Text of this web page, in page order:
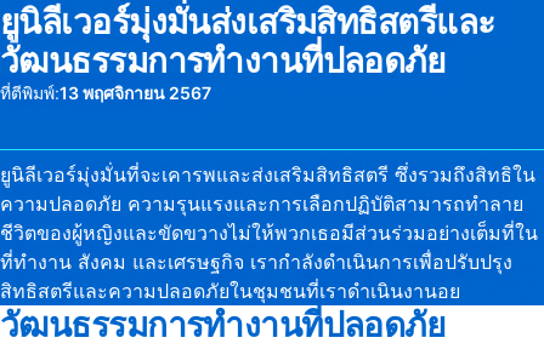
ยูนิลีเวอร์มุ่งมั่นส่งเสริมสิทธิสตรีและ
วัฒนธรรมการทำงานที่ปลอดภัย
ที่ตีพิมพ์:13 พฤศจิกายน 2567
ยูนิลีเวอร์มุ่งมั่นที่จะเคารพและส่งเสริมสิทธิสตรี ซึ่งรวมถึงสิทธิใน
ความปลอดภัย ความรุนแรงและการเลือกปฏิบัติสามารถทำลาย
ชีวิตของผู้หญิงและขัดขวางไม่ให้พวกเธอมีส่วนร่วมอย่างเต็มที่ใน
ที่ทำงาน สังคม และเศรษฐกิจ เรากำลังดำเนินการเพื่อปรับปรุง
สิทธิสตรีและความปลอดภัยในชุมชนที่เราดำเนินงานอย
วัฒนธรรมการทำงานที่ปลอดภัย